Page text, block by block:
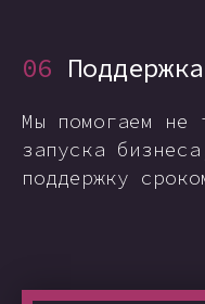
06 Поддержка
Мы помогаем не
запуска
поддержку